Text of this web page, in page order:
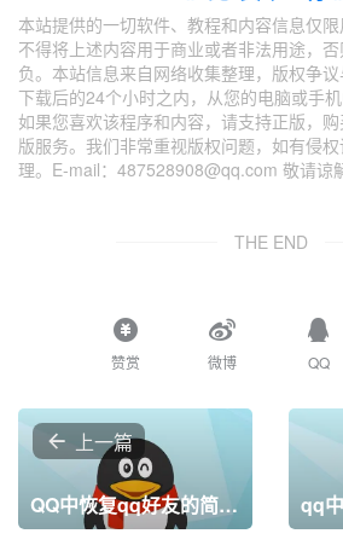
本站提供的一切软件、教程和内容信息仅限
不得将上述内容用于商业或者非法用途，
负。本站信息来自网络收集整理，版权争
下载后的24个小时之内，从您的电脑或手机
如果您喜欢该程序和内容，请支持正版，
版服务。我们非常重视版权问题，如有侵
理。E-mail：487528908@qq.com 敬请谅解
THE END
赞赏 微博 QQ
上一篇
QQ中恢复qq好友的简单步骤